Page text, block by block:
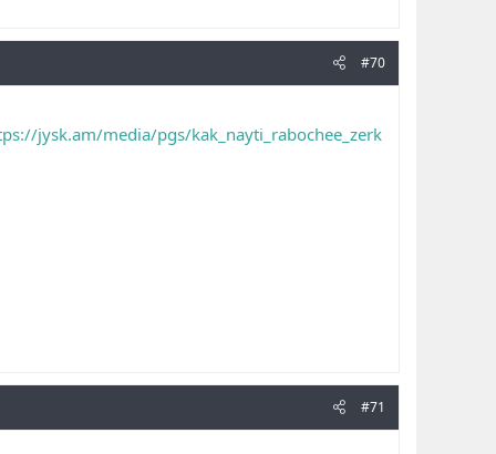
#70
jysk.am/media/pgs/kak_nayti_rabochee_zerk
#71